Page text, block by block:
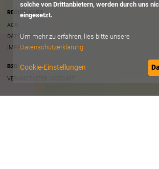
RECHTLICHES
AGB
DATENSCHUTZ
IMPRESSUM
B2B
VERANSTALTER ACCOUNT
solche von Drittanbietern, werden durch uns
eingesetzt.
Um mehr zu erfahren, lies bitte unsere
Datenschutzerklärung
Cookie-Einstellungen